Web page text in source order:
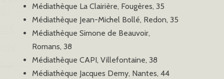
Médiathèque La Clairière, Fougères, 35
Médiathèque Jean-Michel Bollé, Redon, 35
Médiathèque Simone de Beauvoir,
Romans, 38
Médiathèque CAPI, Villefontaine, 38
Médiathèque Jacques Demy, Nantes, 44